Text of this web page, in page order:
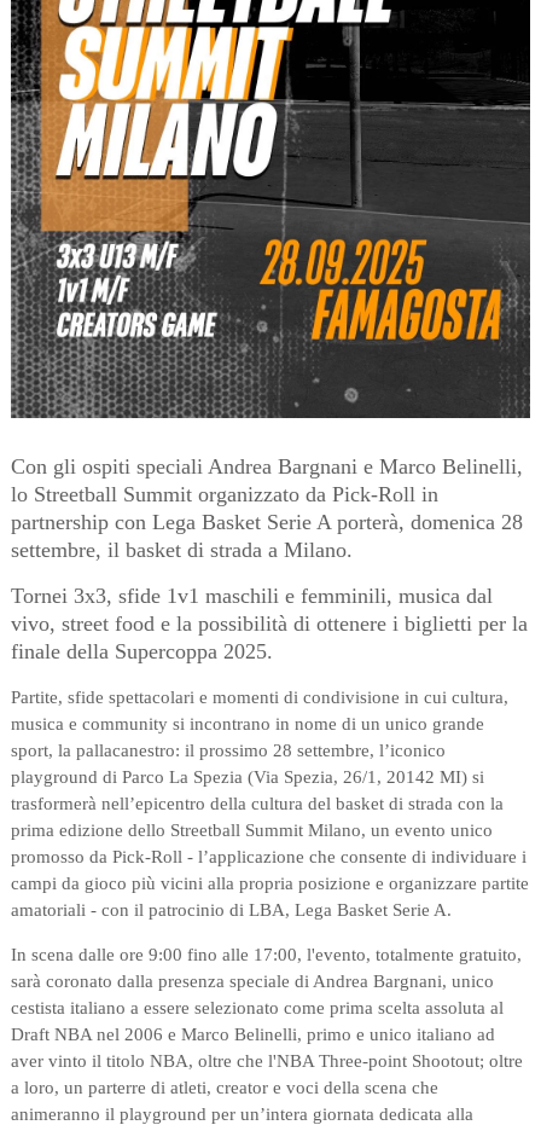
Con gli ospiti speciali Andrea Bargnani e Marco Belinelli,
lo Streetball Summit organizzato da Pick-Roll in
partnership con Lega Basket Serie A porterà, domenica 28
settembre, il basket di strada a Milano.
Tornei 3x3, sfide 1v1 maschili e femminili, musica dal
vivo, street food e la possibilità di ottenere i biglietti per la
finale della Supercoppa 2025.
Partite, sfide spettacolari e momenti di condivisione in cui cultura,
musica e community si incontrano in nome di un unico grande
sport, la pallacanestro: il prossimo 28 settembre, l’iconico
playground di Parco La Spezia (Via Spezia, 26/1, 20142 MI) si
trasformerà nell’epicentro della cultura del basket di strada con la
prima edizione dello Streetball Summit Milano, un evento unico
promosso da Pick-Roll - l’applicazione che consente di individuare i
campi da gioco più vicini alla propria posizione e organizzare partite
amatoriali - con il patrocinio di LBA, Lega Basket Serie A.
In scena dalle ore 9:00 fino alle 17:00, l'evento, totalmente gratuito,
sarà coronato dalla presenza speciale di Andrea Bargnani, unico
cestista italiano a essere selezionato come prima scelta assoluta al
Draft NBA nel 2006 e Marco Belinelli, primo e unico italiano ad
aver vinto il titolo NBA, oltre che l'NBA Three-point Shootout; oltre
a loro, un parterre di atleti, creator e voci della scena che
animeranno il playground per un’intera giornata dedicata alla